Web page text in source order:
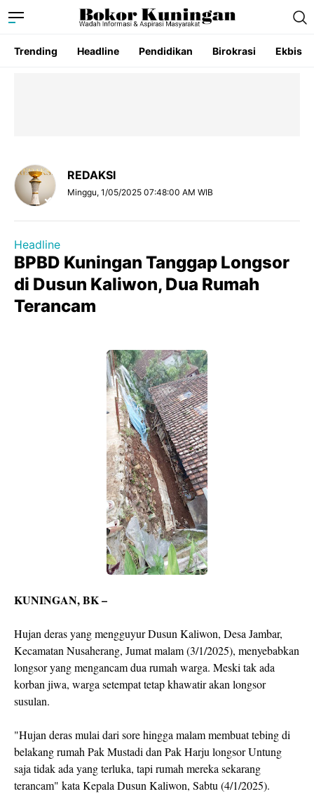
Trending Headline Pendidikan Birokrasi Ekbis
REDAKSI
Minggu, 1/05/2025 07:48:00 AM WIB
Headline
BPBD Kuningan Tanggap Longsor
di Dusun Kaliwon, Dua Rumah
Terancam
KUNINGAN, BK –
Hujan deras yang mengguyur Dusun Kaliwon, Desa Jambar,
Kecamatan Nusaherang, Jumat malam (3/1/2025), menyebabkan
longsor yang mengancam dua rumah warga. Meski tak ada
korban jiwa, warga setempat tetap khawatir akan longsor
susulan.
"Hujan deras mulai dari sore hingga malam membuat tebing di
belakang rumah Pak Mustadi dan Pak Harju longsor Untung
saja tidak ada yang terluka, tapi rumah mereka sekarang
terancam" kata Kepala Dusun Kaliwon, Sabtu (4/1/2025).